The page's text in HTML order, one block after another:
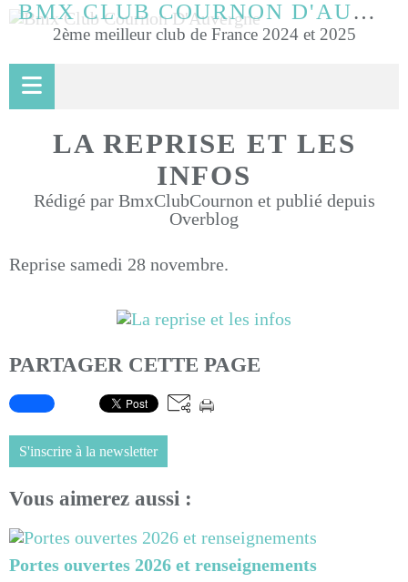
BMX CLUB COURNON D'AUVERGNE
2ème meilleur club de France 2024 et 2025
LA REPRISE ET LES
INFOS
Rédigé par BmxClubCournon et publié depuis
Overblog
Reprise samedi 28 novembre.
PARTAGER CETTE PAGE
S'inscrire à la newsletter
Vous aimerez aussi :
Portes ouvertes 2026 et renseignements